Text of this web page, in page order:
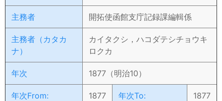
主務者 開拓使函館支庁記録課編輯係
主務者（カタカ
ナ）
カイタクシ，ハコダテシチョウキ
ロクカ
年次 1877（明治10）
年次From: 1877 年次To: 1877